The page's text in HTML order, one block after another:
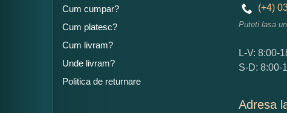
Cum cumpar?
Cum platesc?
Cum livram?
Unde livram?
Politica de returnare
(+4)
Puteti lasa
L-V: 8:00-
S-D: 8:00-
Adresa